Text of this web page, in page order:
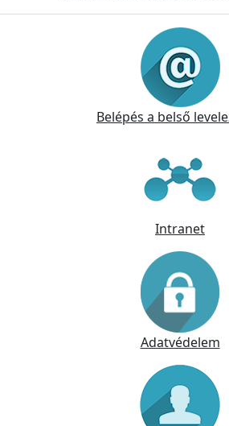
Belépés a belső
Intranet
Adatvédelem